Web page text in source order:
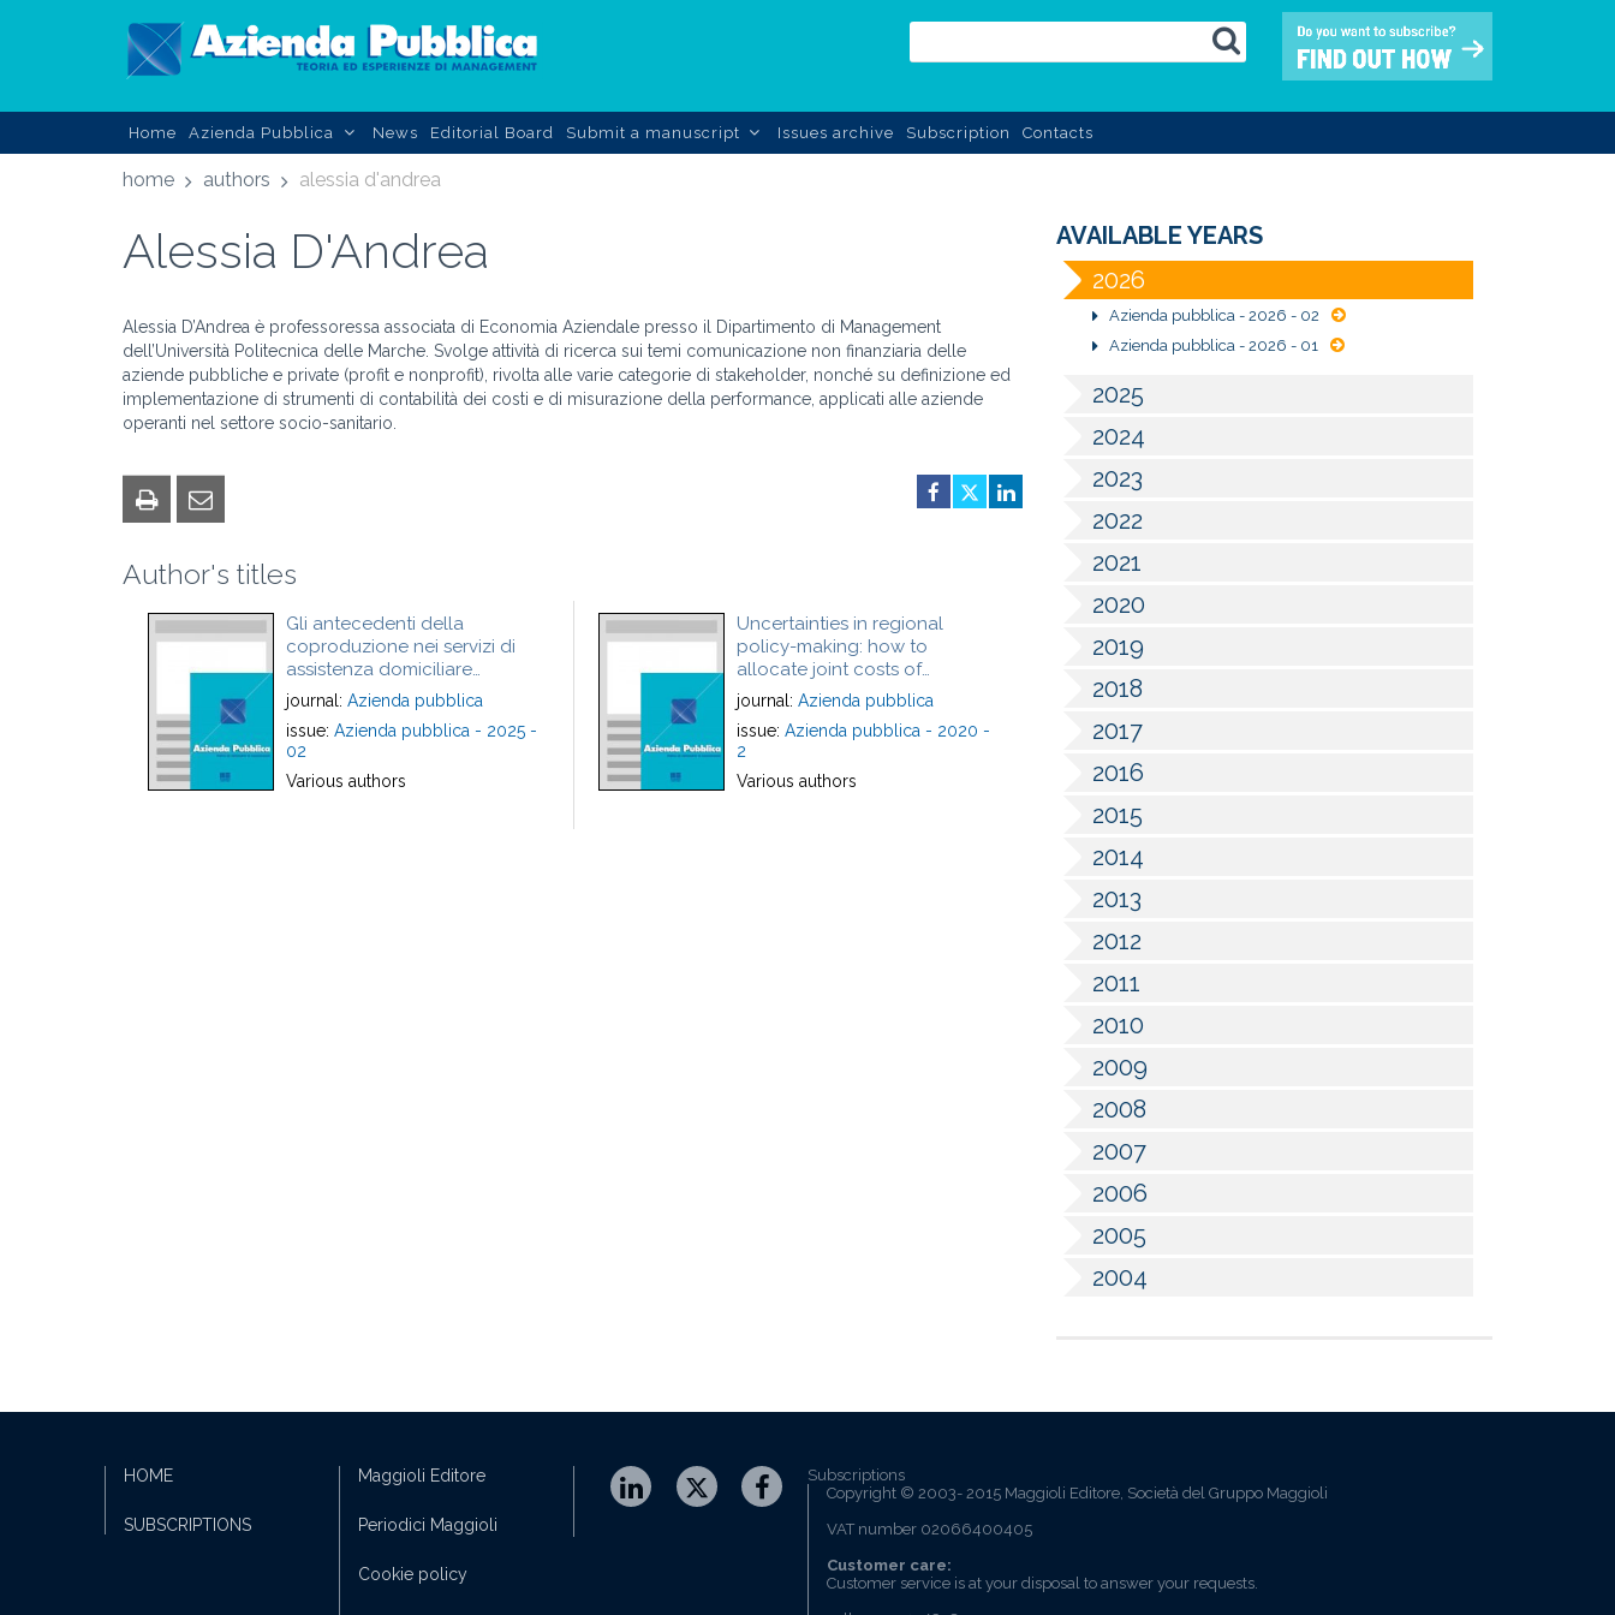
Home Azienda Pubblica News Editorial Board Submit a manuscript Issues archive Subscription Contacts
home authors alessia d'andrea
Alessia D'Andrea
Alessia D’Andrea è professoressa associata di Economia Aziendale presso il Dipartimento di Management
dell’Università Politecnica delle Marche. Svolge attività di ricerca sui temi comunicazione non finanziaria delle
aziende pubbliche e private (profit e nonprofit), rivolta alle varie categorie di stakeholder, nonché su definizione ed
implementazione di strumenti di contabilità dei costi e di misurazione della performance, applicati alle aziende
operanti nel settore socio-sanitario.
Author's titles
Gli antecedenti della
coproduzione nei servizi di
assistenza domiciliare
integrata: la “voce” dei
professionisti sanitari - Co-
production antecedents in
home-care services: the
regular providers’ “voice”
journal: Azienda pubblica
issue: Azienda pubblica - 2025 -
02
Various authors
Uncertainties in regional
policy-making: how to
allocate joint costs of
plasmato drugs?
journal: Azienda pubblica
issue: Azienda pubblica - 2020 -
2
Various authors
AVAILABLE YEARS
2026
Azienda pubblica - 2026 - 02
Azienda pubblica - 2026 - 01
2025
2024
2023
2022
2021
2020
2019
2018
2017
2016
2015
2014
2013
2012
2011
2010
2009
2008
2007
2006
2005
2004
HOME
SUBSCRIPTIONS
Subscriptions
Maggioli Editore
Periodici Maggioli
Cookie policy
Copyright © 2003- 2015 Maggioli Editore, Società del Gruppo Maggioli
VAT number 02066400405
Customer care:
Customer service is at your disposal to answer your requests.